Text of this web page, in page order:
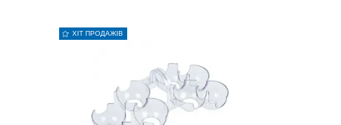
ХІТ ПРОДАЖІВ